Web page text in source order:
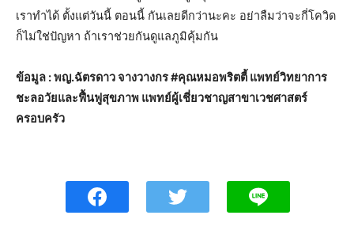
เราทำได้ ตั้งแต่วันนี้ ตอนนี้ กันเลยดีกว่านะคะ อย่าลืมว่าจะกี่โควิด
ก็ไม่ใช่ปัญหา ถ้าเราช่วยกันดูแลภูมิคุ้มกัน
ข้อมูล : พญ.ฉัตรดาว จางวางกร #คุณหมอพริตตี้ แพทย์วิทยาการ
ชะลอวัยและฟื้นฟูสุขภาพ แพทย์ผู้เชี่ยวชาญสาขาเวชศาสตร์
ครอบครัว